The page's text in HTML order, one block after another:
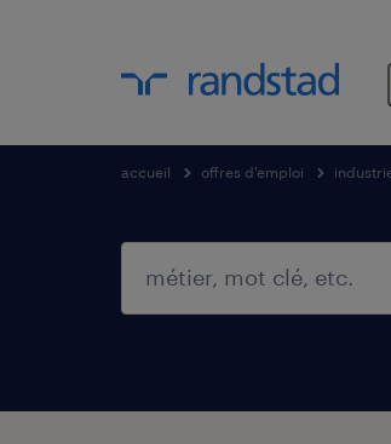
accueil offres d'emploi